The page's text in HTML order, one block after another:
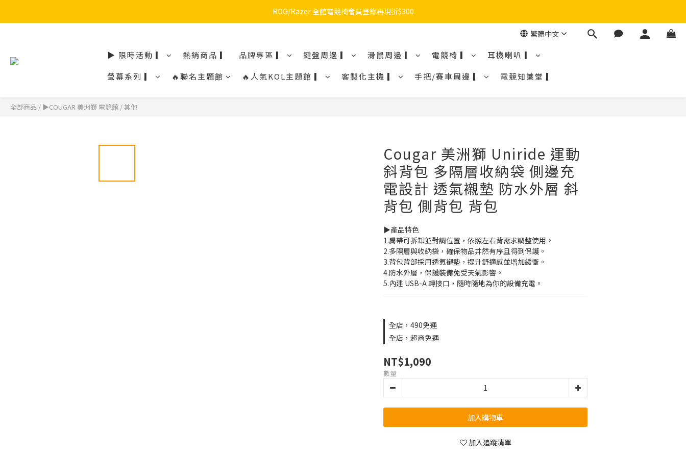
🔥品牌限定滿額折🔥ROG周邊滿1500折100 / 2500折200 / 3000折300
ROG/Razer 全館電競椅會員登錄再現折$300
繁體中文
▶ 限時活動 ▎ 熱銷商品 ▎ 品牌專區 ▎ 鍵盤周邊 ▎ 滑鼠周邊 ▎ 電競椅 ▎
耳機喇叭 ▎
螢幕系列 ▎
🔥聯名主題館 🔥人氣KOL主題館 ▎ 客製化主機 ▎ 手把/賽車周邊 ▎ 電競知識堂 ▎
全部商品 / ▶COUGAR 美洲獅 電競館 /其他
Cougar 美洲獅 Uniride 運動
斜背包 多隔層收納袋 側邊充
電設計 透氣襯墊 防水外層 斜
背包 側背包 背包
▶️產品特色
1.肩帶可拆卸並對調位置，依照左右背需求調整使用。
2.多隔層與收納袋，確保物品井然有序且得到保護。
3.背包背部採用透氣襯墊，提升舒適感並增加緩衝。
4.防水外層，保護裝備免受天氣影響。
5.內建 USB-A 轉接口，隨時隨地為你的設備充電。
全店，490免運
全店，超商免運
NT$1,090
數量
加入購物車
加入追蹤清單